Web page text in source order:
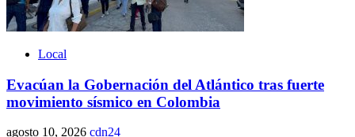
Local
Evacúan la Gobernación del Atlántico tras fuerte
movimiento sísmico en Colombia
agosto 10, 2026 cdn24